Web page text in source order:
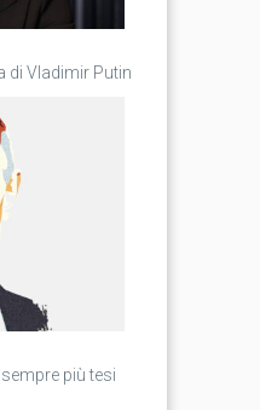
di Vladimir Putin
più tesi